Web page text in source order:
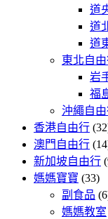
道
道
道
東北自
岩
福
沖繩自
香港自由行
澳門自由行
新加坡自由行
媽媽寶寶 (33)
副食品
媽媽教室